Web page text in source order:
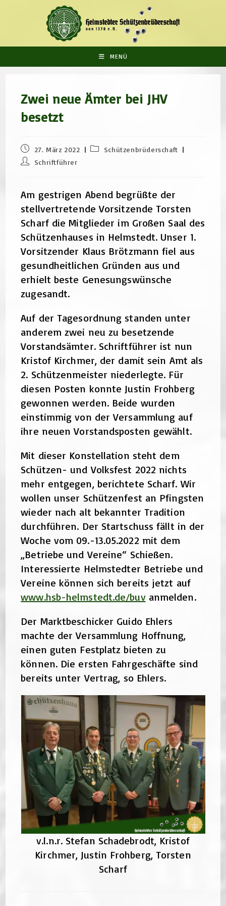
MENÜ
Zwei neue Ämter bei JHV
besetzt
Beitrag
veröffentlicht:
27. März 2022
Beitrags-
Schützenbrüderschaft
Beitrags-
Schriftführer
Am gestrigen Abend begrüßte der
stellvertretende Vorsitzende Torsten
Scharf die Mitglieder im Großen Saal des
Schützenhauses in Helmstedt. Unser 1.
Vorsitzender Klaus Brötzmann fiel aus
gesundheitlichen Gründen aus und
erhielt beste Genesungswünsche
zugesandt.
Auf der Tagesordnung standen unter
anderem zwei neu zu besetzende
Vorstandsämter. Schriftführer ist nun
Kristof Kirchmer, der damit sein Amt als
2. Schützenmeister niederlegte. Für
diesen Posten konnte Justin Frohberg
gewonnen werden. Beide wurden
einstimmig von der Versammlung auf
ihre neuen Vorstandsposten gewählt.
Mit dieser Konstellation steht dem
Schützen- und Volksfest 2022 nichts
mehr entgegen, berichtete Scharf. Wir
wollen unser Schützenfest an Pfingsten
wieder nach alt bekannter Tradition
durchführen. Der Startschuss fällt in der
Woche vom 09.-13.05.2022 mit dem
„Betriebe und Vereine“ Schießen.
Interessierte Helmstedter Betriebe und
Vereine können sich bereits jetzt auf
www.hsb-helmstedt.de/buvanmelden.
Der Marktbeschicker Guido Ehlers
machte der Versammlung Hoffnung,
einen guten Festplatz bieten zu
können. Die ersten Fahrgeschäfte sind
bereits unter Vertrag, so Ehlers.
v.l.n.r. Stefan Schadebrodt, Kristof
Kirchmer, Justin Frohberg, Torsten
Scharf